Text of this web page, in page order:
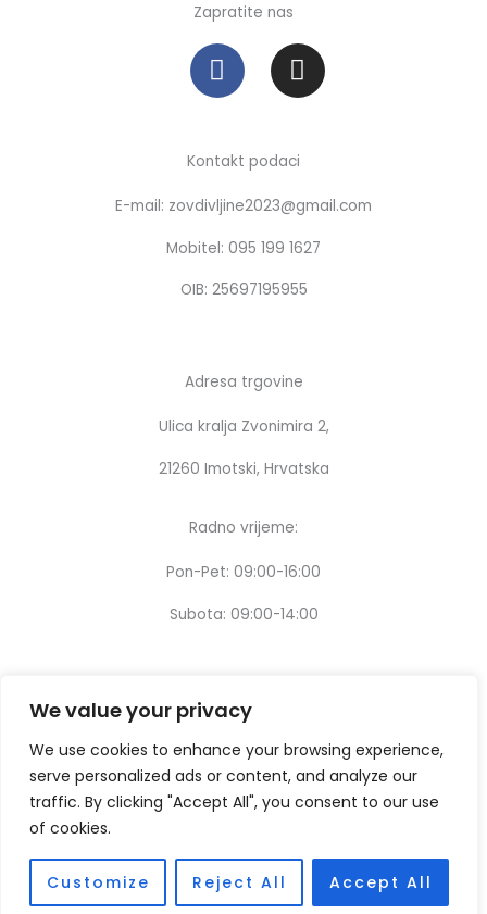
We value your privacy
We use cookies to enhance your browsing experience,
serve personalized ads or content, and analyze our
traffic. By clicking "Accept All", you consent to our use
of cookies.
Customize Reject All Accept All
Zapratite nas
F
a
c
b
o
o
k
I
n
s
a
r
a
m
Kontakt podaci
E-mail: zovdivljine2023@gmail.com
Mobitel: 095 199 1627
OIB: 25697195955
Adresa trgovine
Ulica kralja Zvonimira 2,
21260 Imotski, Hrvatska
Radno vrijeme:
Pon-Pet: 09:00-16:00
Subota: 09:00-14:00
Copyright © [2024] – Design by: Thinking digital